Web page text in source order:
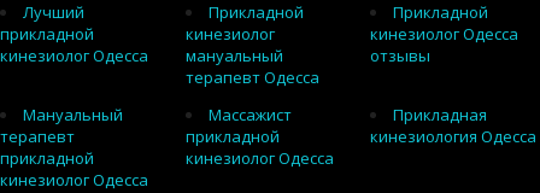
Лучший
прикладной
кинезиолог Одесса
Прикладной
кинезиолог
мануальный
терапевт Одесса
Прикладной
кинезиолог Одесса
отзывы
Мануальный
терапевт
прикладной
кинезиолог Одесса
Массажист
прикладной
кинезиолог Одесса
Прикладная
кинезиология Одесса